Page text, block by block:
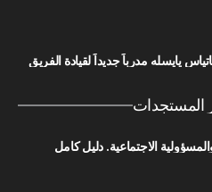
جديداً لقيادة الفريق
دليل كامل